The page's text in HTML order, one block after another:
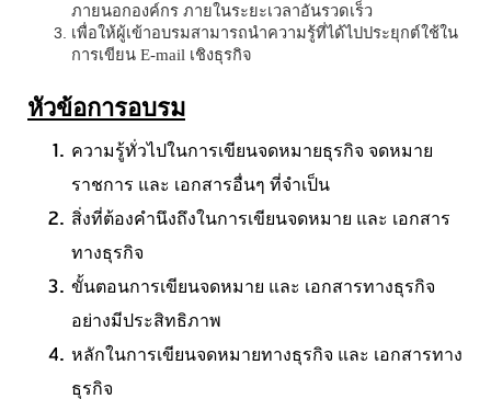
ภายนอกองค์กร ภายในระยะเวลาอันรวดเร็ว
เพื่อให้ผู้เข้าอบรมสามารถนำความรู้ที่ได้ไปประยุกต์ใช้ใน
การเขียน E-mail เชิงธุรกิจ
หัวข้อการอบรม
ความรู้ทั่วไปในการเขียนจดหมายธุรกิจ จดหมาย
ราชการ และ เอกสารอื่นๆ ที่จำเป็น
สิ่งที่ต้องคำนึงถึงในการเขียนจดหมาย และ เอกสาร
ทางธุรกิจ
ขั้นตอนการเขียนจดหมาย และ เอกสารทางธุรกิจ
อย่างมีประสิทธิภาพ
หลักในการเขียนจดหมายทางธุรกิจ และ เอกสารทาง
ธุรกิจ